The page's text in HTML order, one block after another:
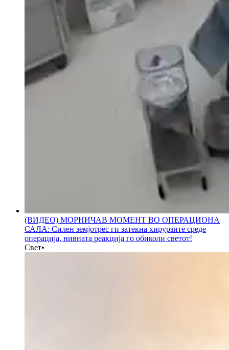
(ВИДЕО) МОРНИЧАВ МОМЕНТ ВО ОПЕРАЦИОНА
САЛА: Силен земјотрес ги затекна хирурзите среде
операција, нивната реакција го обиколи светот!
Свет•